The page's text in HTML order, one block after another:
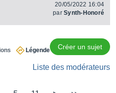
20/05/2022 16:04
parSynth-Honoré
Créer un sujet
Légende
Liste des modérateurs